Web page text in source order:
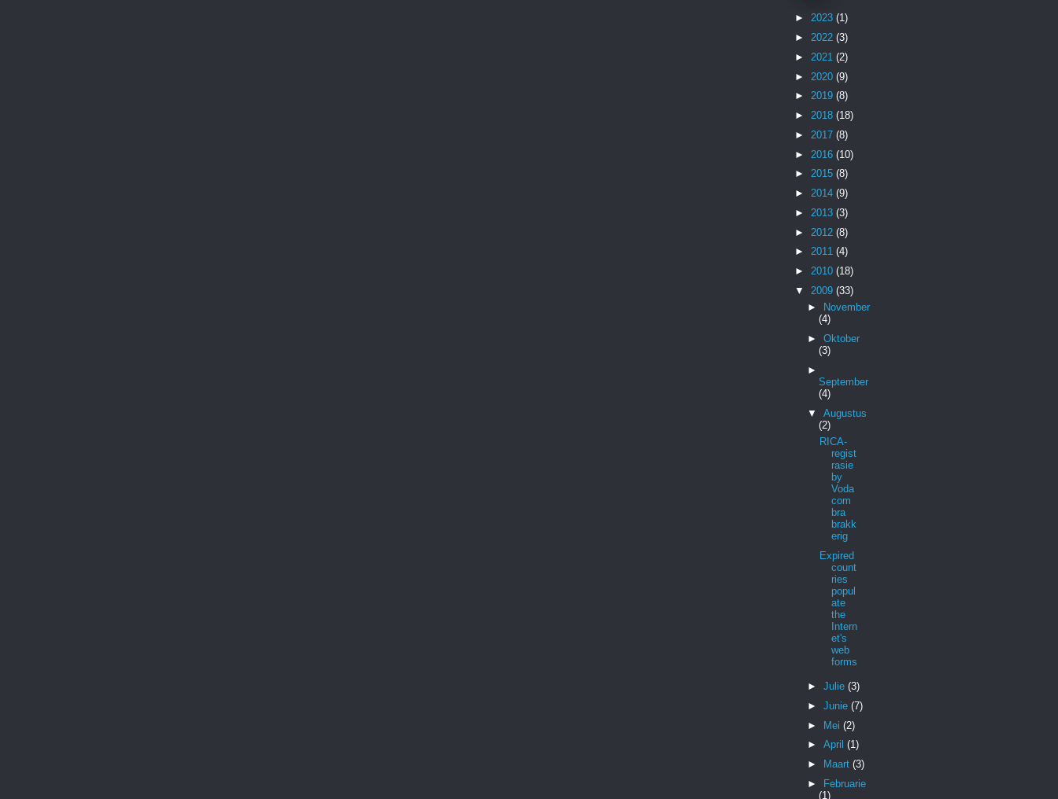
► 2023 (1)
► 2022 (3)
► 2021 (2)
► 2020 (9)
► 2019 (8)
► 2018 (18)
► 2017 (8)
► 2016 (10)
► 2015 (8)
► 2014 (9)
► 2013 (3)
► 2012 (8)
► 2011 (4)
► 2010 (18)
▼ 2009 (33)
►
November
(4)
► Oktober
(3)
►
September
(4)
▼ Augustus
(2)
RICA-
regist
rasie
by
Voda
com
bra
brakk
erig
Expired
count
ries
popul
ate
the
Intern
et's
web
forms
► Julie (3)
► Junie (7)
► Mei (2)
► April (1)
►
Maart (3)
►
Februarie
(1)